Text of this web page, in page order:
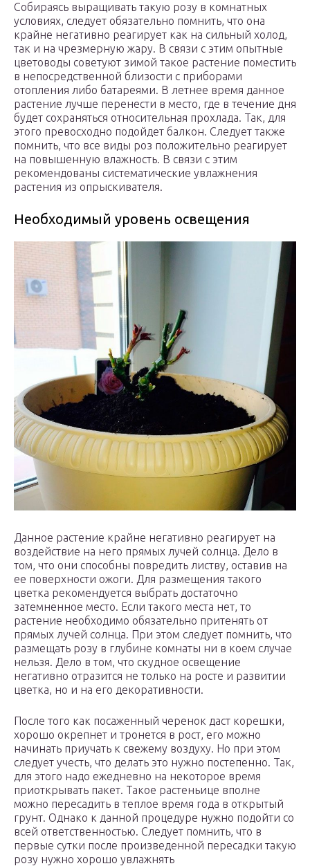
Собираясь выращивать такую розу в комнатных
условиях, следует обязательно помнить, что она
крайне негативно реагирует как на сильный холод,
так и на чрезмерную жару. В связи с этим опытные
цветоводы советуют зимой такое растение поместить
в непосредственной близости с приборами
отопления либо батареями. В летнее время данное
растение лучше перенести в место, где в течение дня
будет сохраняться относительная прохлада. Так, для
этого превосходно подойдет балкон. Следует также
помнить, что все виды роз положительно реагирует
на повышенную влажность. В связи с этим
рекомендованы систематические увлажнения
растения из опрыскивателя.
Необходимый уровень освещения
Данное растение крайне негативно реагирует на
воздействие на него прямых лучей солнца. Дело в
том, что они способны повредить листву, оставив на
ее поверхности ожоги. Для размещения такого
цветка рекомендуется выбрать достаточно
затемненное место. Если такого места нет, то
растение необходимо обязательно притенять от
прямых лучей солнца. При этом следует помнить, что
размещать розу в глубине комнаты ни в коем случае
нельзя. Дело в том, что скудное освещение
негативно отразится не только на росте и развитии
цветка, но и на его декоративности.
После того как посаженный черенок даст корешки,
хорошо окрепнет и тронется в рост, его можно
начинать приучать к свежему воздуху. Но при этом
следует учесть, что делать это нужно постепенно. Так,
для этого надо ежедневно на некоторое время
приоткрывать пакет. Такое растеньице вполне
можно пересадить в теплое время года в открытый
грунт. Однако к данной процедуре нужно подойти со
всей ответственностью. Следует помнить, что в
первые сутки после произведенной пересадки такую
розу нужно хорошо увлажнять